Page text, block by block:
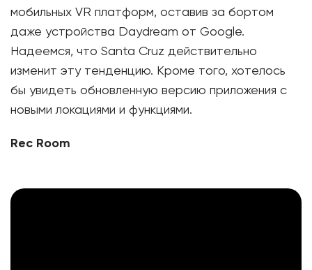
мобильных VR платформ, оставив за бортом
даже устройства Daydream от Google.
Надеемся, что Santa Cruz действительно
изменит эту тенденцию. Кроме того, хотелось
бы увидеть обновленную версию приложения с
новыми локациями и функциями.
Rec Room